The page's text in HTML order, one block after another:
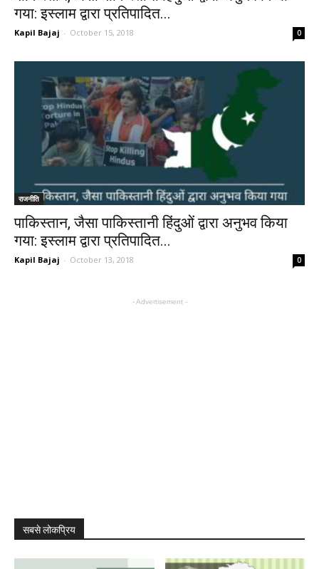
गया: इस्लाम द्वारा प्रतिपादित...
Kapil Bajaj - October 15, 2018 0
राजनीति
पाकिस्तान, जैसा पाकिस्तानी हिंदुओं द्वारा अनुभव किया
गया: इस्लाम द्वारा प्रतिपादित...
Kapil Bajaj - October 13, 2018 0
- Advertisement -
सबसे लोकप्रिय